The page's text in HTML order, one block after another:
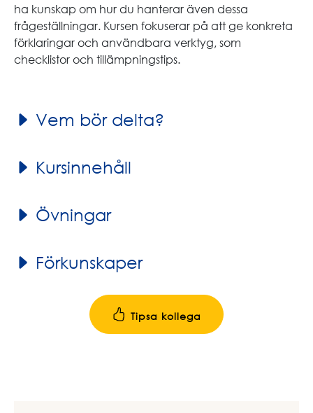
ha kunskap om hur du hanterar även dessa
frågeställningar. Kursen fokuserar på att ge konkreta
förklaringar och användbara verktyg, som
checklistor och tillämpningstips.
Vem bör delta?
Kursinnehåll
Övningar
Förkunskaper
Tipsa kollega